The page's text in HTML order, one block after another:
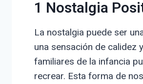
1 Nostalgia
La nostalgia puede ser
una sensación de calidez
familiares de la infancia
recrear. Esta forma de